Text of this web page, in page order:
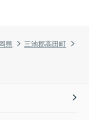
県
三池郡高田町